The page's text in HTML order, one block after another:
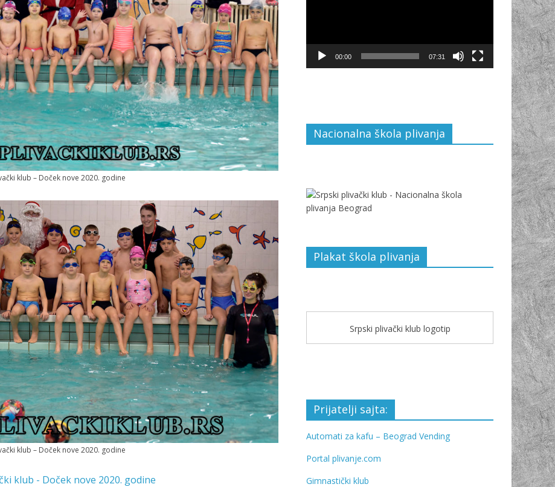
klub – Doček nove 2020. godine
klub – Doček nove 2020. godine
00:00 07:31
Nacionalna škola plivanja
Plakat škola plivanja
Srpski plivački klub logotip
Prijatelji sajta:
Automati za kafu – Beograd Vending
Portal plivanje.com
Gimnastički klub